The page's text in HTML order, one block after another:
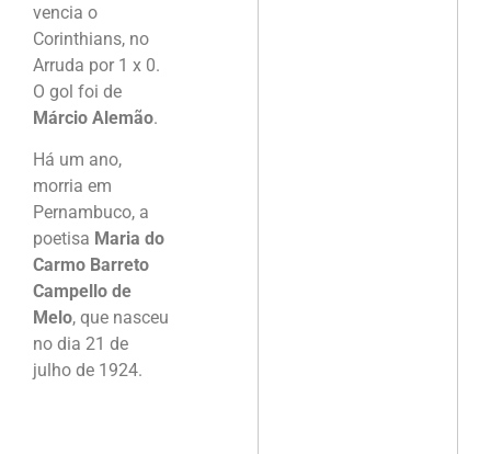
vencia o
Corinthians, no
Arruda por 1 x 0.
O gol foi de
Márcio Alemão.
Há um ano,
morria em
Pernambuco, a
poetisa Maria do
Carmo Barreto
Campello de
Melo, que nasceu
no dia 21 de
julho de 1924.